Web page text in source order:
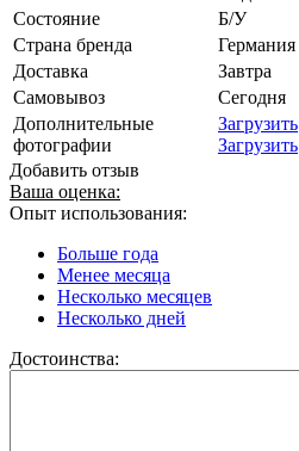
Состояние
Б/У
Страна бренда
Германия
Доставка
Завтра
Самовывоз
Сегодня
Дополнительные
фотографии
Загрузить
Загрузить
Добавить отзыв
Ваша оценка:
Опыт использования:
Больше года
Менее месяца
Несколько месяцев
Несколько дней
Достоинства: